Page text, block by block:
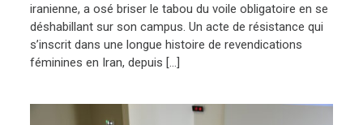
iranienne, a osé briser le tabou du voile obligatoire en se
déshabillant sur son campus. Un acte de résistance qui
s’inscrit dans une longue histoire de revendications
féminines en Iran, depuis […]